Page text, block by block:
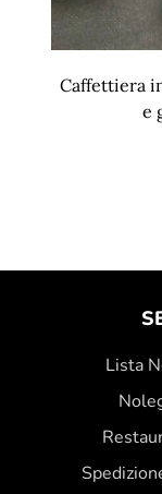
Caffettiera
e
Lista